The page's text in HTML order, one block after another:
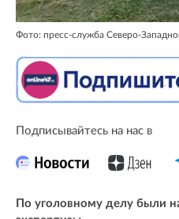
Фото: пресс-служба Северо-
Подписывайтесь на нас в
По уголовному делу были